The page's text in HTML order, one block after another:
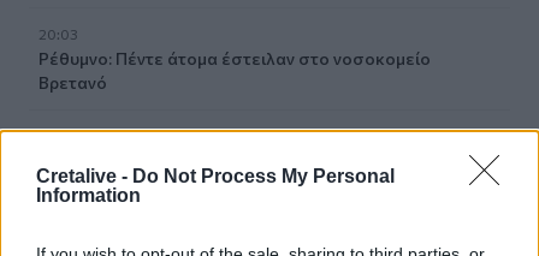
Cretalive - Do Not Process My Personal
Information
20:03
Ρέθυμνο: Πέντε άτομα έστειλαν στο νοσοκομείο
Βρετανό
19:59
από την πλατεία 18 Άγγλων